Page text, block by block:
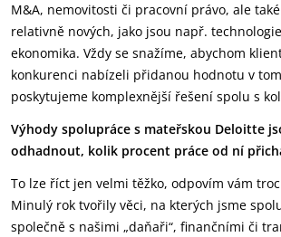
M&A, nemovitosti či pracovní právo, ale
relativně nových, jako jsou např.
ekonomika. Vždy se snažíme, abychom
konkurenci nabízeli přidanou hodnotu v
poskytujeme komplexnější řešení spolu s
Výhody spolupráce s mateřskou Deloitte
odhadnout, kolik procent práce od ní
To lze říct jen velmi těžko, odpovím vám
Minulý rok tvořily věci, na kterých jsme
společně s našimi „daňaři“, finančními či